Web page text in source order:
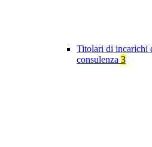
Titolari di incarichi
consulenza 3